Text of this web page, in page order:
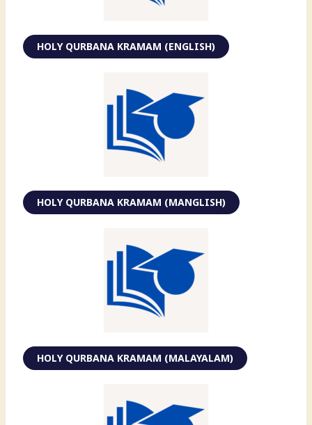
HOLY QURBANA KRAMAM (ENGLISH)
HOLY QURBANA KRAMAM (MANGLISH)
HOLY QURBANA KRAMAM (MALAYALAM)